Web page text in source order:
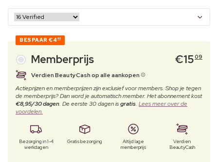
BESPAAR €4 40
Memberprijs €1509
Verdien BeautyCash op alle aankopen
Actieprijzen en memberprijzen zijn exclusief voor members. Shop je tegen
de memberprijs? Dan word je automatisch member. Het abonnement kost
€8,95/30 dagen. De eerste 30 dagen isgratis. Lees meer over de
voordelen.
Bezorging in 1-4
werkdagen
Gratis bezorging
Altijd lage
memberprijs
Verdien
BeautyCash